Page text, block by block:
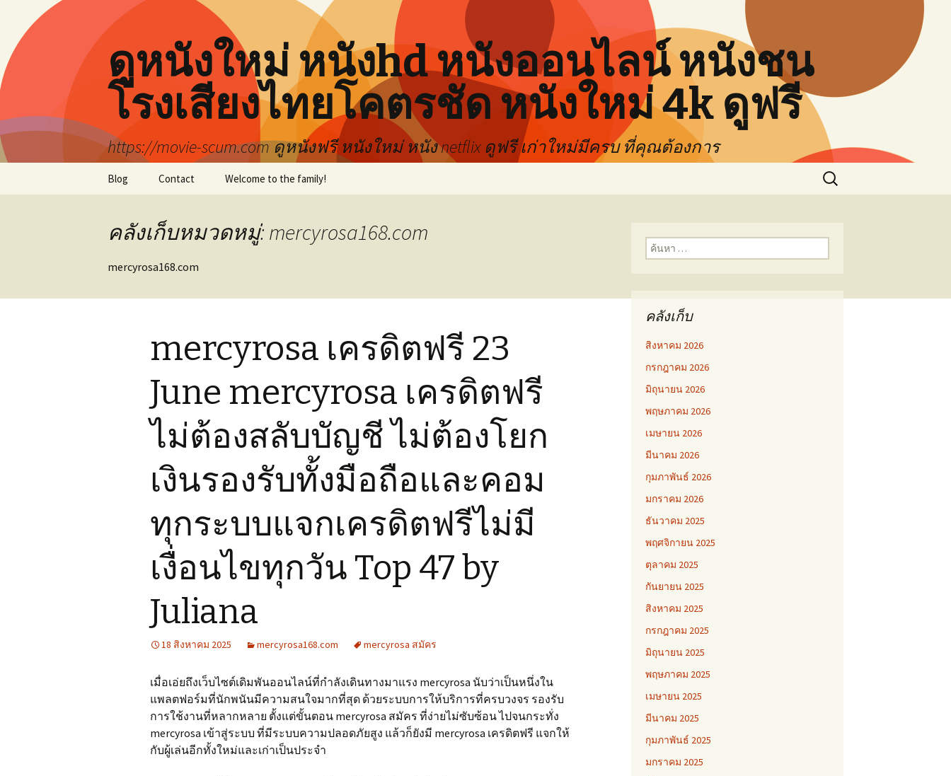
ดูหนังใหม่ หนังhd หนังออนไลน์ หนังชน
โรงเสียงไทยโคตรชัด หนังใหม่ 4k ดูฟรี
https://movie-scum.com ดูหนังฟรี หนังใหม่ หนัง netflix ดูฟรี เก่าใหม่มีครบ ที่คุณต้องการ
Blog Contact Welcome to the family!
ค้นหา
สำหรับ:
คลังเก็บหมวดหมู่: mercyrosa168.com
mercyrosa168.com
mercyrosa เครดิตฟรี 23
June mercyrosa เครดิตฟรี
ไม่ต้องสลับบัญชี ไม่ต้องโยก
เงินรองรับทั้งมือถือและคอม
ทุกระบบแจกเครดิตฟรีไม่มี
เงื่อนไขทุกวัน Top 47 by
Juliana
18 สิงหาคม 2025 mercyrosa168.com mercyrosa สมัคร
เมื่อเอ่ยถึงเว็บไซต์เดิมพันออนไลน์ที่กำลังเดินทางมาแรง mercyrosa นับว่าเป็นหนึ่งใน
แพลตฟอร์มที่นักพนันมีความสนใจมากที่สุด ด้วยระบบการให้บริการที่ครบวงจร รองรับ
การใช้งานที่หลากหลาย ตั้งแต่ขั้นตอน mercyrosa สมัคร ที่ง่ายไม่ซับซ้อน ไปจนกระทั่ง
mercyrosa เข้าสู่ระบบ ที่มีระบบความปลอดภัยสูง แล้วก็ยังมี mercyrosa เครดิตฟรี แจกให้
กับผู้เล่นอีกทั้งใหม่และเก่าเป็นประจำ
ค้นหา
สำหรับ:
คลังเก็บ
สิงหาคม 2026
กรกฎาคม 2026
มิถุนายน 2026
พฤษภาคม 2026
เมษายน 2026
มีนาคม 2026
กุมภาพันธ์ 2026
มกราคม 2026
ธันวาคม 2025
พฤศจิกายน 2025
ตุลาคม 2025
กันยายน 2025
สิงหาคม 2025
กรกฎาคม 2025
มิถุนายน 2025
พฤษภาคม 2025
เมษายน 2025
มีนาคม 2025
กุมภาพันธ์ 2025
มกราคม 2025